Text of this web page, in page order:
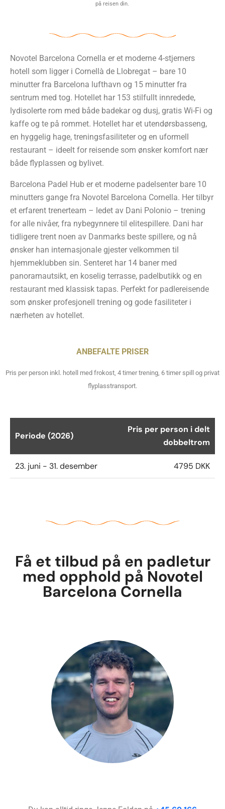
på reisen din.
Novotel Barcelona Cornella er et moderne 4-stjerners
hotell som ligger i Cornellà de Llobregat – bare 10
minutter fra Barcelona lufthavn og 15 minutter fra
sentrum med tog. Hotellet har 153 stilfullt innredede,
lydisolerte rom med både badekar og dusj, gratis Wi-Fi og
kaffe og te på rommet. Hotellet har et utendørsbasseng,
en hyggelig hage, treningsfasiliteter og en uformell
restaurant – ideelt for reisende som ønsker komfort nær
både flyplassen og bylivet.
Barcelona Padel Hub er et moderne padelsenter bare 10
minutters gange fra Novotel Barcelona Cornella. Her tilbyr
et erfarent trenerteam – ledet av Dani Polonio – trening
for alle nivåer, fra nybegynnere til elitespillere. Dani har
tidligere trent noen av Danmarks beste spillere, og nå
ønsker han internasjonale gjester velkommen til
hjemmeklubben sin. Senteret har 14 baner med
panoramautsikt, en koselig terrasse, padelbutikk og en
restaurant med klassisk tapas. Perfekt for padlereisende
som ønsker profesjonell trening og gode fasiliteter i
nærheten av hotellet.
ANBEFALTE PRISER
Pris per person inkl. hotell med frokost, 4 timer trening, 6 timer spill og privat
flyplasstransport.
Periode (2026)
Pris per person i delt
dobbeltrom
23. juni - 31. desember 4795 DKK
Få et tilbud på en padletur
med opphold på Novotel
Barcelona Cornella